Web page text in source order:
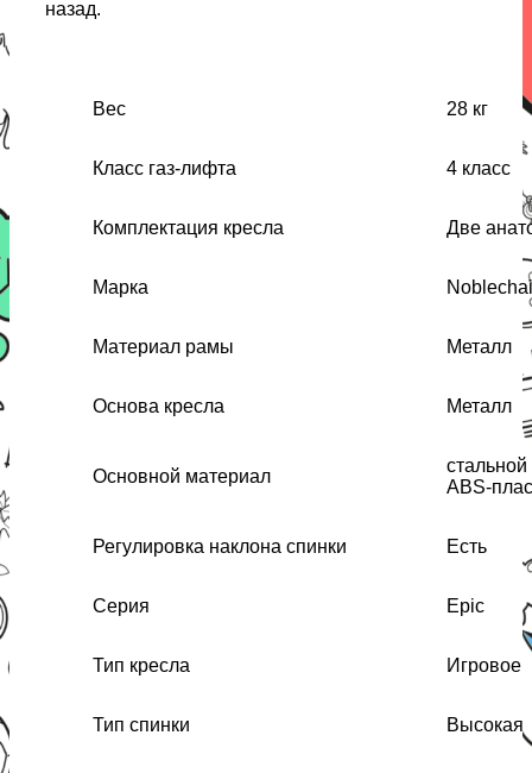
назад.
Вес 28 кг
Класс газ-лифта 4 класс
Комплектация кресла Две
Марка
Материал рамы Металл
Основа кресла Металл
Основной материал
ABS-
Регулировка наклона спинки Есть
Серия Epic
Тип кресла Игровое
Тип спинки Высокая